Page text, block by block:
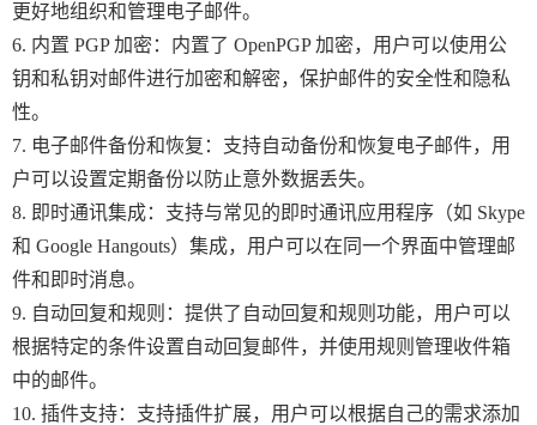
更好地组织和管理电子邮件。
6. 内置 PGP 加密：内置了 OpenPGP 加密，用户可以使用公
钥和私钥对邮件进行加密和解密，保护邮件的安全性和隐私
性。
7. 电子邮件备份和恢复：支持自动备份和恢复电子邮件，用
户可以设置定期备份以防止意外数据丢失。
8. 即时通讯集成：支持与常见的即时通讯应用程序（如 Skype
和 Google Hangouts）集成，用户可以在同一个界面中管理邮
件和即时消息。
9. 自动回复和规则：提供了自动回复和规则功能，用户可以
根据特定的条件设置自动回复邮件，并使用规则管理收件箱
中的邮件。
10. 插件支持：支持插件扩展，用户可以根据自己的需求添加